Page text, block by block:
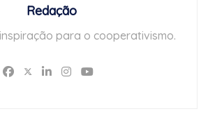
Redação
para o cooperativismo.